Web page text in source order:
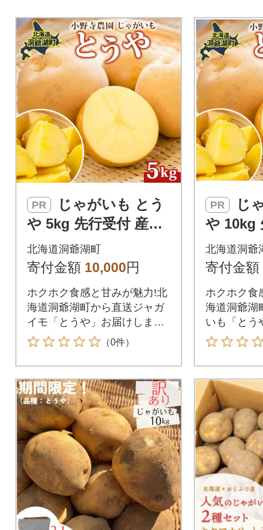
PR
や 5kg 先行受付 産地
直送 北海道 洞爺湖 20
26年9月下旬以降発送
北海道洞爺湖町
寄付金額 10,000円
ホクホク食感と甘みが魅力!北
海道洞爺湖町から直送ジャガ
イモ「とうや」お届けしま
す。
（0件）
PR
や 10kg
直送 北
26年9月
北海道洞爺
寄付金額
ホクホク食
海道洞爺湖
いも「とう
す。